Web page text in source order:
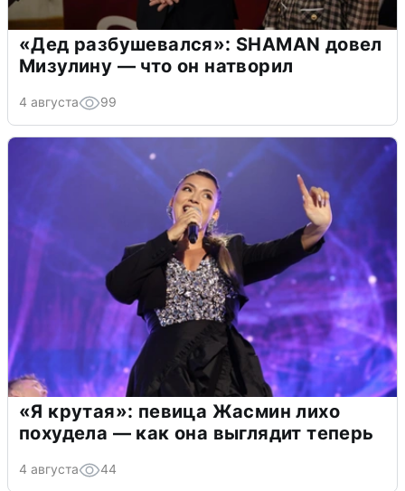
«Дед разбушевался»: SHAMAN довел
Мизулину — что он натворил
4 августа 99
«Я крутая»: певица Жасмин лихо
похудела — как она выглядит теперь
4 августа 44